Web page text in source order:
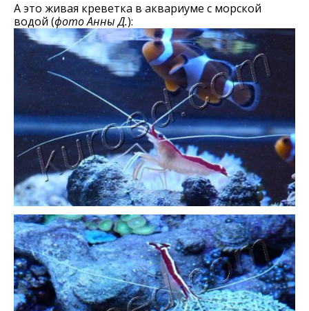
А это живая креветка в аквариуме с морской
водой (фото Анны Д.):